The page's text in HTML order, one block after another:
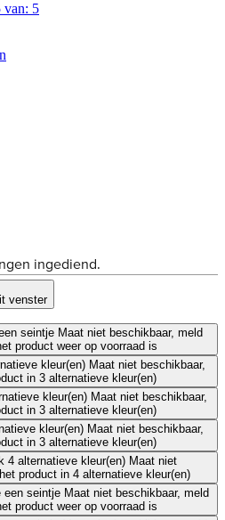
van: 5
venster
seintje Maat niet beschikbaar, meld
product weer op voorraad is
kleur(en) Maat niet beschikbaar,
in 3 alternatieve kleur(en)
kleur(en) Maat niet beschikbaar,
in 3 alternatieve kleur(en)
kleur(en) Maat niet beschikbaar,
in 3 alternatieve kleur(en)
4 alternatieve kleur(en) Maat niet
product in 4 alternatieve kleur(en)
een seintje Maat niet beschikbaar, meld
product weer op voorraad is